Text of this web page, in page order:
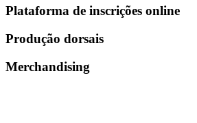
Plataforma de inscrições online
Produção dorsais
Merchandising